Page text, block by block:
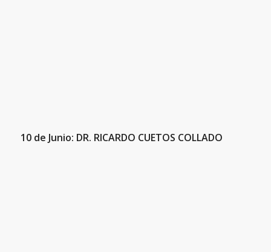
10 de Junio: DR. RICARDO CUETOS COLLADO